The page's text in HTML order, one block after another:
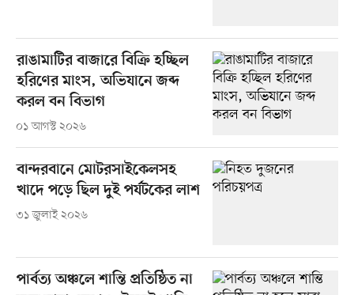
রাঙামাটির বাজারে বিক্রি হচ্ছিল
হরিণের মাংস, অভিযানে জব্দ
করল বন বিভাগ
০১ আগস্ট ২০২৬
বান্দরবানে মোটরসাইকেলসহ
খাদে পড়ে ছিল দুই পর্যটকের লাশ
৩১ জুলাই ২০২৬
পার্বত্য অঞ্চলে শান্তি প্রতিষ্ঠিত না